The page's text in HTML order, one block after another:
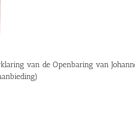
van de Openbaring van